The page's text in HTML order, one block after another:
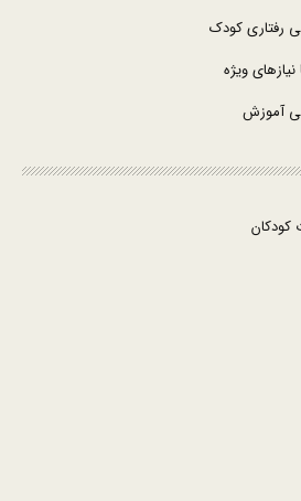
رفتاری کودک
ویژه
آموزش
کودکان